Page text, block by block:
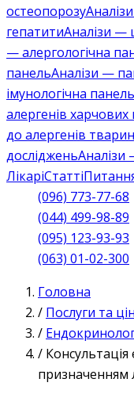
остеопорозу
гепатитиАналізи —
— алергологічна
панельАналізи —
імунологічна панель
алергенів харчових
до алергенів тварин
дослідженьАналізи
ЛікаріСтатті
(096) 773-77-68
(044) 499-98-89
(095) 123-93-93
(063) 01-02-300
Головна
/ Послуги та
/
/
призначенням